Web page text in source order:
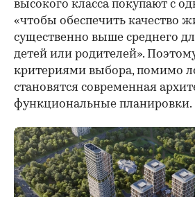
высокого класса покупают с
«чтобы обеспечить качество
существенно выше среднего
детей или родителей».
критериями выбора, помимо
становятся современная
функциональные планировки.